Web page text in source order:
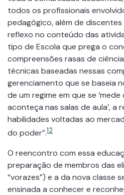
todos os profissionais
pedagógico, além de discentes
reflexo no conteúdo das
tipo de Escola que prega o
compreensões rasas de
técnicas baseadas nessas
gerenciamento que se baseia
de um regime em que se
aconteça nas salas de aula’, a
habilidades voltadas ao
do poder”.12
O reencontro com essa
preparação de membros das
“vorazes”) e a da nova classe
ensinada a conhecer e